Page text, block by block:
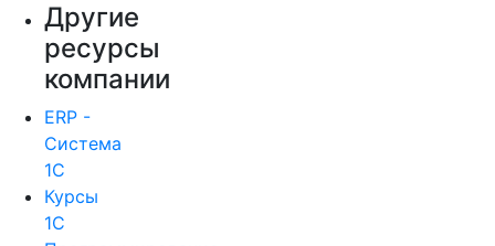
Другие
ресурсы
компании
ERP -
Система
1С
Курсы
1С